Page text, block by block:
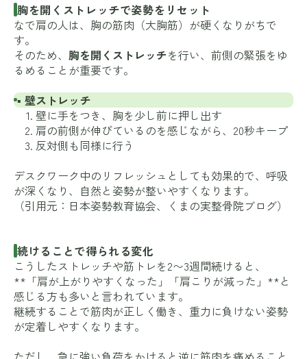
胸を開くストレッチで姿勢をリセット
なで肩の人は、胸の筋肉（大胸筋）が硬くなりがちで
す。
そのため、 胸を開くストレッチを行い、前側の緊張をゆ
るめることが重要です。
▪ 壁ストレッチ
壁に手をつき、胸を少し前に押し出す
肩の前側が伸びているのを感じながら、20秒キープ
反対側も同様に行う
デスクワーク中のリフレッシュとしても効果的で、呼吸
が深くなり、自然と姿勢が整いやすくなります。
（引用元： 日本姿勢教育協会、 くまの実整骨院ブログ）
続けることで得られる変化
こうしたストレッチや筋トレを2〜3週間続けると、
**「肩が上がりやすくなった」「肩こりが減った」**と
感じる方も多いと言われています。
継続することで筋肉が正しく働き、重力に負けない姿勢
が定着しやすくなります。